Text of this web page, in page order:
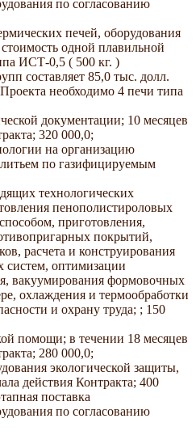
по согласованию
печей, оборудования
одной плавильной
ИСТ-0,5 ( 500 кг. )
составляет 85,0 тыс. долл.
необходимо 4 печи типа
документации; 10 месяцев
320 000,0;
на организацию
по газифицируемым
технологических
пенополистироловых
приготовления,
покрытий,
расчета и конструирования
оптимизации
вакуумирования формовочных
охлаждения и термообработки
и охрану труда; ; 150
помощи; в течении 18 месяцев
280 000,0;
экологической защиты,
действия Контракта; 400
поставка
по согласованию